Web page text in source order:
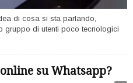
di cosa si sta parlando,
gruppo di utenti poco tecnologici
su Whatsapp?